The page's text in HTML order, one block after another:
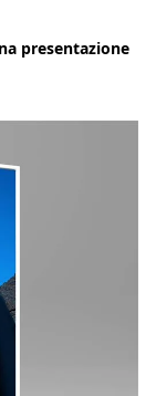
presentazione